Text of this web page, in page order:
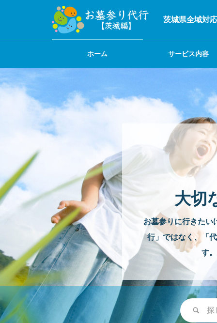
茨城県全域対
ホーム サービス内容
大切
お墓参りに行きた
行」ではなく、「
す